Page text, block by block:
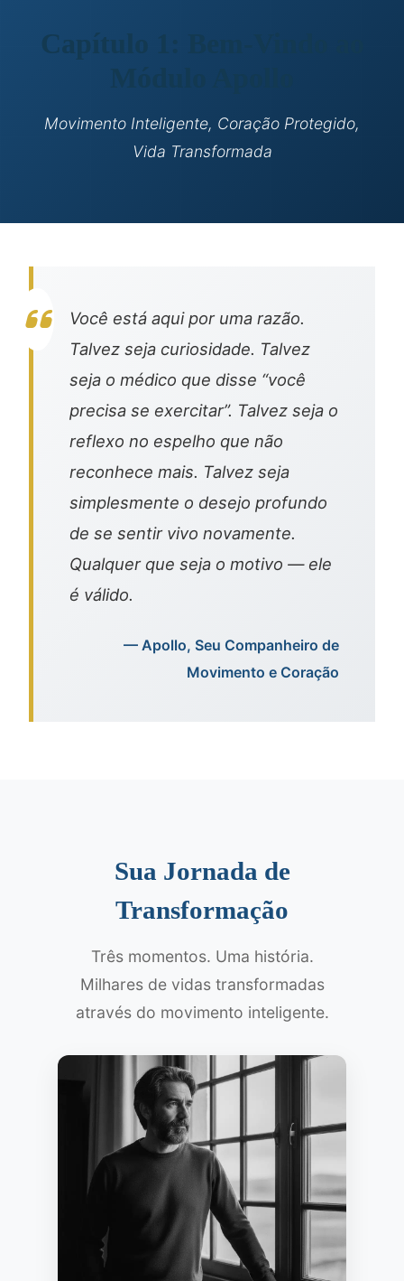
Capítulo 1: Bem-Vindo ao
Movimento Inteligente, Coração Protegido,
Vida Transformada
Você está aqui por uma razão.
Talvez seja curiosidade. Talvez
seja o médico que disse “você
precisa se exercitar”. Talvez seja o
reflexo no espelho que não
reconhece mais. Talvez seja
simplesmente o desejo profundo
de se sentir vivo novamente.
Qualquer que seja o motivo — ele
é válido.
— Apollo, Seu Companheiro de
Movimento e Coração
Sua Jornada de
Transformação
Três momentos. Uma história.
Milhares de vidas transformadas
através do movimento inteligente.